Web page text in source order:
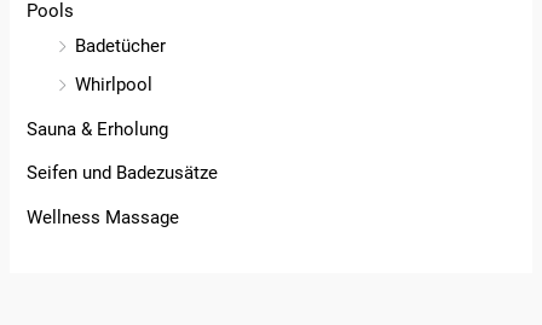
Pools
Badetücher
Whirlpool
Sauna & Erholung
Seifen und Badezusätze
Wellness Massage